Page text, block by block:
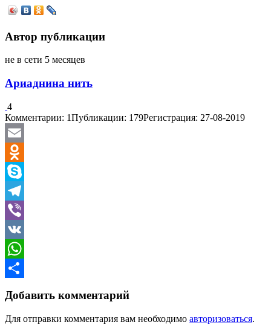
Автор публикации
не в сети 5 месяцев
Ариаднина нить
4
Комментарии: 1Публикации: 179Регистрация: 27-08-2019
Email
Odnoklassniki
Skype
Telegram
Viber
VK
WhatsApp
Добавить комментарий
Для отправки комментария вам необходимо авторизоваться.